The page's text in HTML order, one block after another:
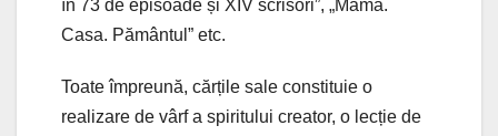
în 73 de episoade și XIV scrisori”, „Mama.
Casa. Pământul” etc.
Toate împreună, cărțile sale constituie o
realizare de vârf a spiritului creator, o lecție de